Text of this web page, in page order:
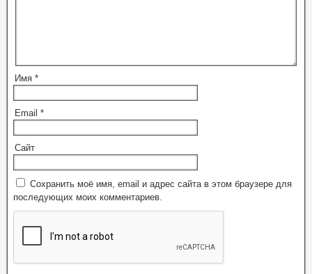
Имя *
Email *
Сайт
Сохранить моё имя, email и адрес сайта в этом браузере для
последующих моих комментариев.